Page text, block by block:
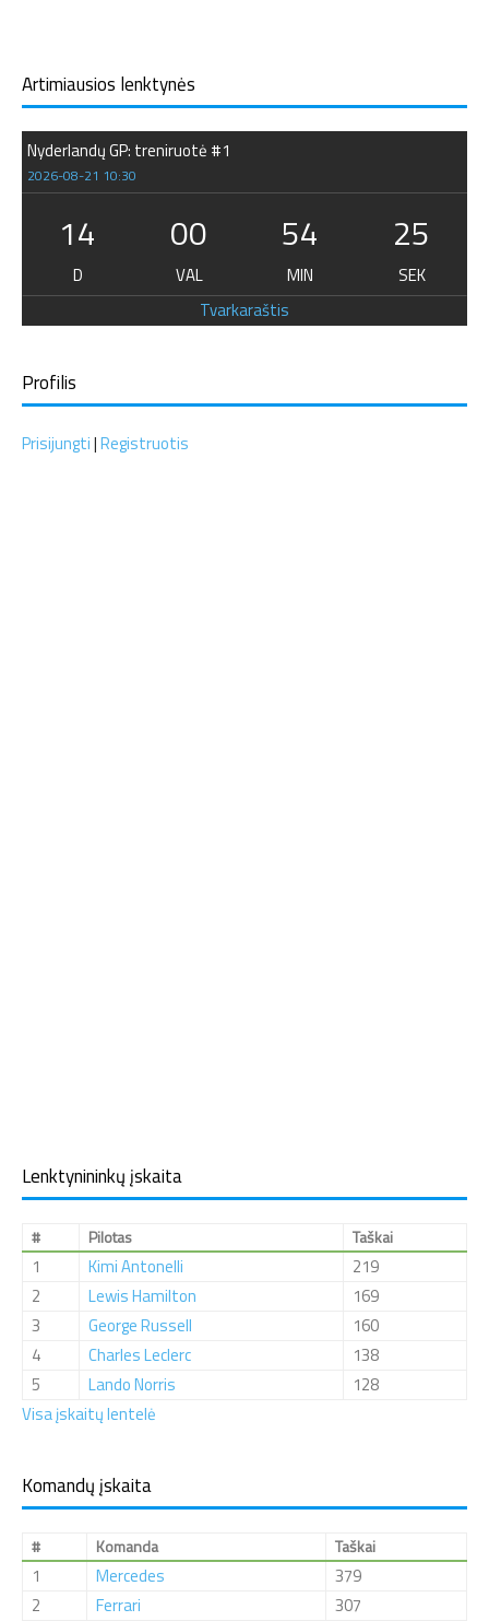
Artimiausios lenktynės
Nyderlandų GP: treniruotė #1
2026-08-21 10:30
14
D
00
VAL
54
MIN
24
SEK
Tvarkaraštis
Profilis
Prisijungti|Registruotis
Lenktynininkų įskaita
# Pilotas Taškai
1 Kimi Antonelli
219
2
Lewis Hamilton
169
3
George Russell
160
4
Charles Leclerc
138
5
Lando Norris
128
Visa įskaitų lentelė
Komandų įskaita
# Komanda Taškai
1 Mercedes
379
2
Ferrari
307